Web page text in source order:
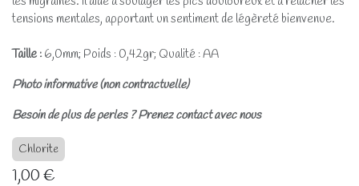
tensions mentales, apportant un sentiment de légèreté bienvenue.
Taille : 6,0mm; Poids : 0,42gr; Qualité : AA
Photo informative (non contractuelle)
Besoin de plus de perles ? Prenez contact avec nous
Chlorite
1,00€